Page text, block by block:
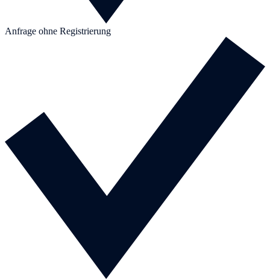
Anfrage ohne Registrierung